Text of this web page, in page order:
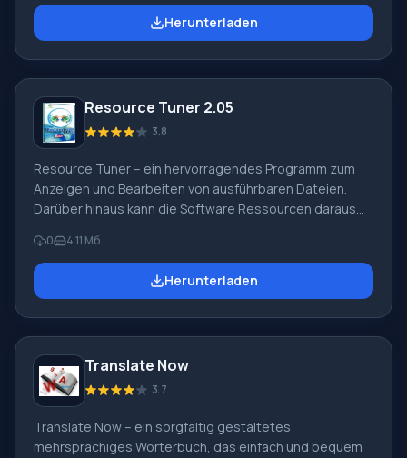
jederzeit kostenlos auf unserer Website herunterladen.
Der Download wird nicht viel Zeit in Anspruch nehmen
unter einer Bedingung – das Betriebssystem muss
Kyrillisch unterstützen. Zusätzlich
Herunterladen
Resource Tuner 2.05
3.8
Resource Tuner – ein hervorragendes Programm zum
Anzeigen und Bearbeiten von ausführbaren Dateien.
Darüber hinaus kann die Software Ressourcen daraus
2.05 jederzeit kostenlos und schnell von unserer
Website herunterladen. Nach der Installation haben Sie
unbegrenzte Möglichkeiten, gepackte Symbole,
schnell und bereitet keine Schwierigkeiten. Mit ihrer
Hilfe
0 4.11 Мб
Herunterladen
Translate Now
3.7
Translate Now – ein sorgfältig gestaltetes
mehrsprachiges Wörterbuch, das einfach und bequem